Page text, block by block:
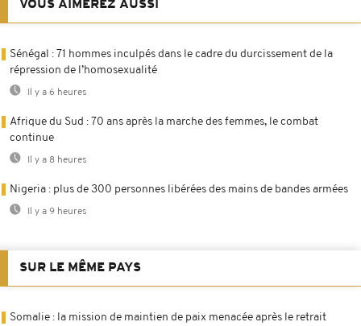
VOUS AIMEREZ AUSSI
Sénégal : 71 hommes inculpés dans le cadre du durcissement de la
répression de l’homosexualité
Il y a 6 heures
Afrique du Sud : 70 ans après la marche des femmes, le combat
continue
Il y a 8 heures
Nigeria : plus de 300 personnes libérées des mains de bandes armées
Il y a 9 heures
SUR LE MÊME PAYS
Somalie : la mission de maintien de paix menacée après le retrait